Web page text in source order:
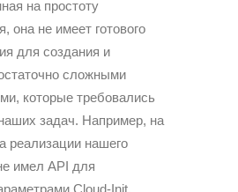
на простоту
она не имеет готового
для создания и
сложными
которые требовались
задач. Например, на
реализации нашего
имел API для
Cloud-Init.